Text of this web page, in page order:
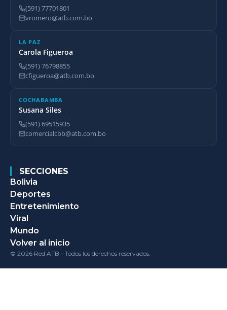
(591) 77701801
vromero@atb.com.bo
LA PAZ
Carola Figueroa
(591) 76798855
cfigueroa@atb.com.bo
COCHABAMBA
Susana Siles
(591) 69515935
comercialcbb@atb.com.bo
SECCIONES
Bolivia
Deportes
Entretenimiento
Viral
Mundo
Volver al inicio
© 2026 Red ATB - Todos los derechos reservados.